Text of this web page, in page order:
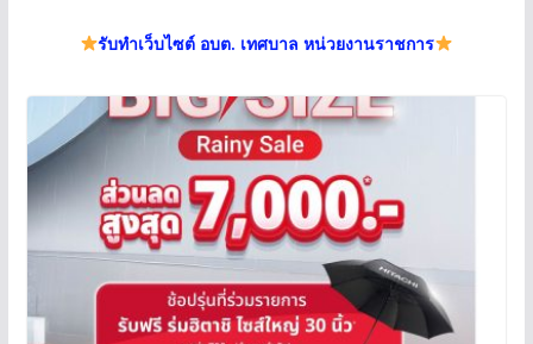
รับทำเว็บไซต์ อบต. เทศบาล หน่วยงานราชการ